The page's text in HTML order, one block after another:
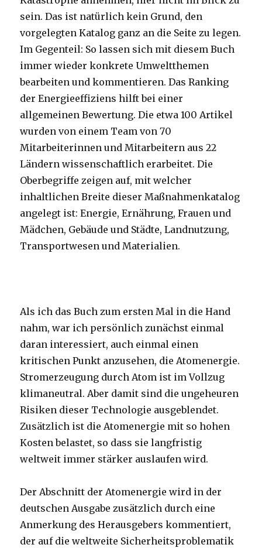
sein. Das ist natürlich kein Grund, den
vorgelegten Katalog ganz an die Seite zu legen.
Im Gegenteil: So lassen sich mit diesem Buch
immer wieder konkrete Umweltthemen
bearbeiten und kommentieren. Das Ranking
der Energieeffiziens hilft bei einer
allgemeinen Bewertung. Die etwa 100 Artikel
wurden von einem Team von 70
Mitarbeiterinnen und Mitarbeitern aus 22
Ländern wissenschaftlich erarbeitet. Die
Oberbegriffe zeigen auf, mit welcher
inhaltlichen Breite dieser Maßnahmenkatalog
angelegt ist: Energie, Ernährung, Frauen und
Mädchen, Gebäude und Städte, Landnutzung,
Transportwesen und Materialien.
Als ich das Buch zum ersten Mal in die Hand
nahm, war ich persönlich zunächst einmal
daran interessiert, auch einmal einen
kritischen Punkt anzusehen, die Atomenergie.
Stromerzeugung durch Atom ist im Vollzug
klimaneutral. Aber damit sind die ungeheuren
Risiken dieser Technologie ausgeblendet.
Zusätzlich ist die Atomenergie mit so hohen
Kosten belastet, so dass sie langfristig
weltweit immer stärker auslaufen wird.
Der Abschnitt der Atomenergie wird in der
deutschen Ausgabe zusätzlich durch eine
Anmerkung des Herausgebers kommentiert,
der auf die weltweite Sicherheitsproblematik